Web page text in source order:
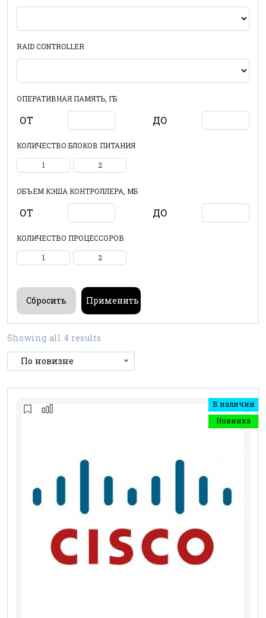
RAID CONTROLLER
ОПЕРАТИВНАЯ ПАМЯТЬ, ГБ
ОТ ДО
КОЛИЧЕСТВО БЛОКОВ ПИТАНИЯ
1 2
ОБЪЕМ КЭША КОНТРОЛЛЕРА, МБ
ОТ ДО
КОЛИЧЕСТВО ПРОЦЕССОРОВ
1 2
Showing all 4 results
В наличии
Новинка